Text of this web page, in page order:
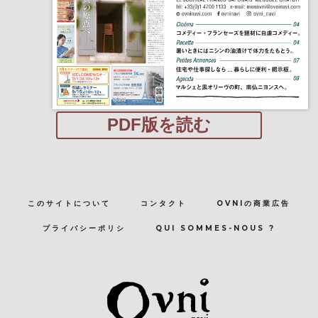
PDF版を読む
このサイトについて コンタクト OVNIの商業広告
プライバシーポリシ QUI SOMMES-NOUS ?